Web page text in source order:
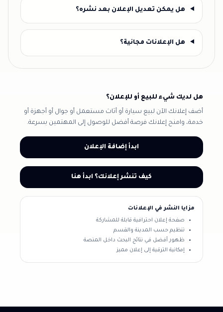
هل يمكن تعديل الإعلان بعد نشره؟
هل الإعلانات مجانية؟
هل لديك شيء للبيع أو للإعلان؟
أضف إعلانك الآن لبيع سيارة أو أثاث مستعمل أو جوال أو أجهزة أو
خدمة، وامنح إعلانك فرصة أفضل للوصول إلى المهتمين بسرعة.
ابدأ إضافة الإعلان
كيف تنشر إعلانك؟ ابدأ هنا
مزايا النشر في الإعلانات
صفحة إعلان احترافية قابلة للمشاركة
تنظيم حسب المدينة والقسم
ظهور أفضل في نتائج البحث داخل المنصة
إمكانية الترقية إلى إعلان مميز